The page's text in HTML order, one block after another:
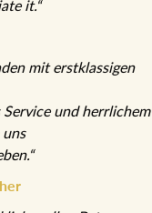
I’ve- had.
it.“
mit erstklassigen
Service und
uns